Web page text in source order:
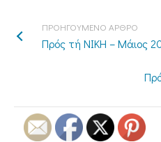
ΠΡΟΗΓΟΥΜΕΝΟ ΑΡΘΡΟ
Πρός τή ΝΙΚΗ – Μάιος